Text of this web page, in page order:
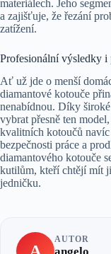
materiálech. Jeho
a zajišťuje, že řezání
zatížení.
Profesionální výsledky
Ať už jde o menší
diamantové kotouče
nenabídnou. Díky
vybrat přesně ten
kvalitních kotoučů
bezpečnosti práce a
diamantového kotouče
kutilům, kteří chtějí mít
jedničku.
AUTOR